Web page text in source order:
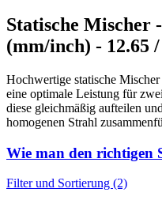
Statische Mischer
(mm/inch) - 12.65 /
Hochwertige statische
eine optimale Leistung für
diese gleichmäßig aufteilen
homogenen Strahl
Wie man den richtigen
Filter und Sortierung (2)